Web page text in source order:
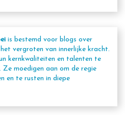
is bestemd voor blogs over
vergroten van innerlijke kracht.
kernkwaliteiten en talenten te
moedigen aan om de regie
en te rusten in diepe